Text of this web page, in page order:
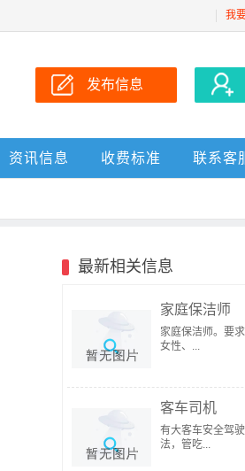
我
发布信息
资讯信息 收费标准 联系客
最新相关信息
家庭保洁师
家庭保洁师。要
女性、...
客车司机
有大客车安全驾
法，管吃...